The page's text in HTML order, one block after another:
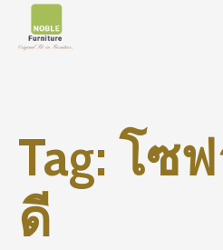
Tag: โซฟ
ดี